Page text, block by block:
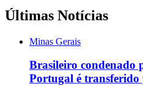
Últimas Notícias
Minas Gerais
Brasileiro condenado
Portugal é